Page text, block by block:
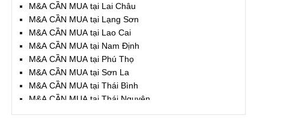
M&A CẦN MUA tại Lai Châu
M&A CẦN MUA tại Lạng Sơn
M&A CẦN MUA tại Lao Cai
M&A CẦN MUA tại Nam Định
M&A CẦN MUA tại Phú Thọ
M&A CẦN MUA tại Sơn La
M&A CẦN MUA tại Thái Bình
M&A CẦN MUA tại Thái Nguyên